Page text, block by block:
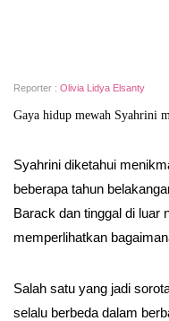
Reporter : Olivia Lidya Elsanty
Gaya hidup mewah Syahrini
Syahrini diketahui
beberapa tahun
Barack dan tinggal di luar
memperlihatkan
Salah satu yang jadi
selalu berbeda dalam